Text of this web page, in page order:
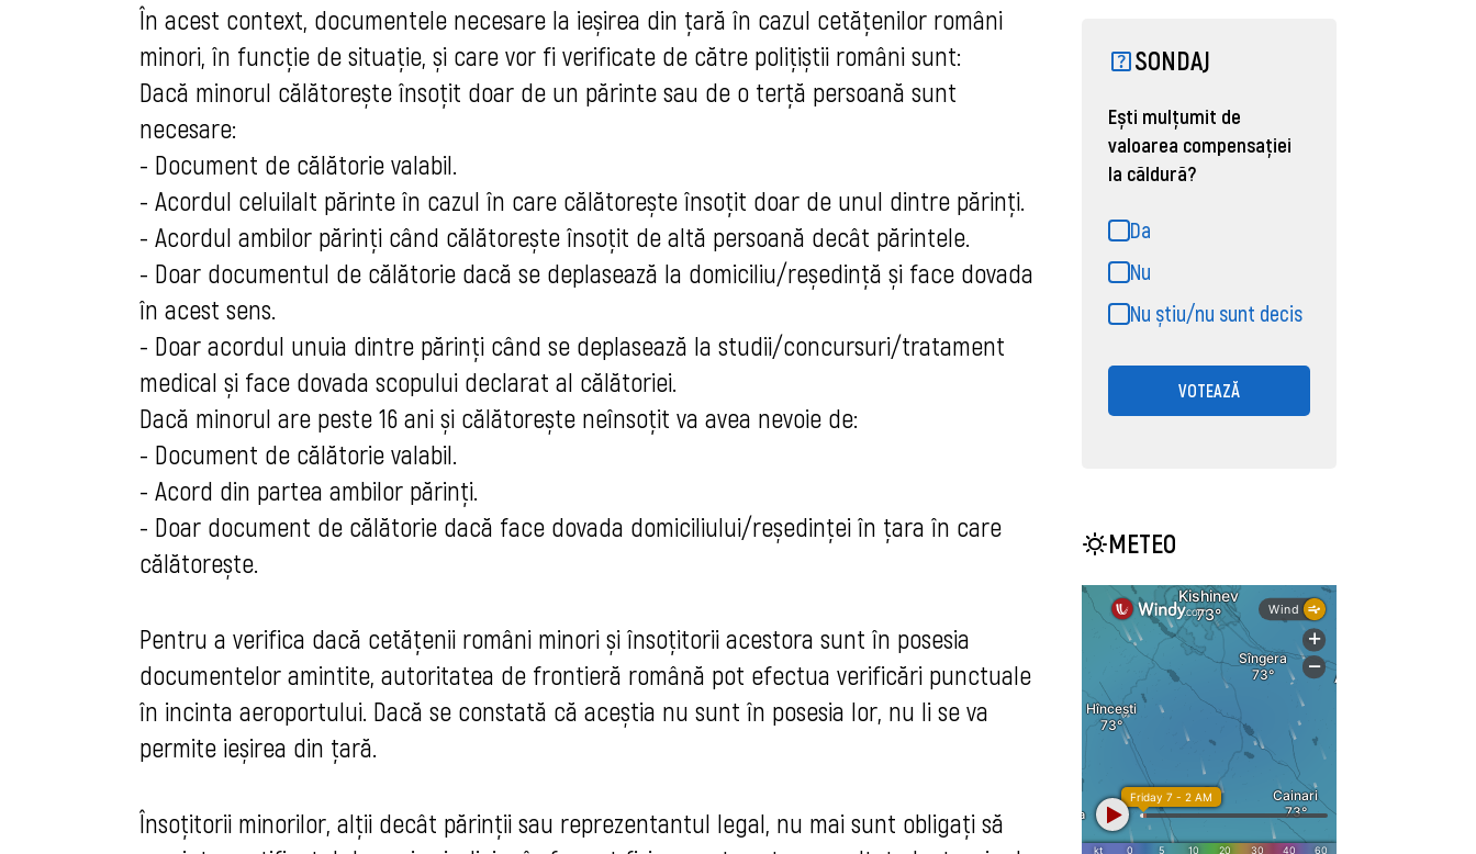
În acest context, documentele necesare la ieșirea din țară în cazul cetățenilor români
minori, în funcție de situație, și care vor fi verificate de către polițiștii români sunt:
Dacă minorul călătorește însoțit doar de un părinte sau de o terță persoană sunt
necesare:
- Document de călătorie valabil.
- Acordul celuilalt părinte în cazul în care călătorește însoțit doar de unul dintre părinți.
- Acordul ambilor părinți când călătorește însoțit de altă persoană decât părintele.
- Doar documentul de călătorie dacă se deplasează la domiciliu/reședință și face dovada
în acest sens.
- Doar acordul unuia dintre părinți când se deplasează la studii/concursuri/tratament
medical și face dovada scopului declarat al călătoriei.
Dacă minorul are peste 16 ani și călătorește neînsoțit va avea nevoie de:
- Document de călătorie valabil.
- Acord din partea ambilor părinți.
- Doar document de călătorie dacă face dovada domiciliului/reședinței în țara în care
călătorește.
Pentru a verifica dacă cetățenii români minori și însoțitorii acestora sunt în posesia
documentelor amintite, autoritatea de frontieră română pot efectua verificări punctuale
în incinta aeroportului. Dacă se constată că aceștia nu sunt în posesia lor, nu li se va
permite ieșirea din țară.
Însoțitorii minorilor, alții decât părinții sau reprezentantul legal, nu mai sunt obligați să
SONDAJ
Ești mulțumit de
valoarea compensației
la căldură?
Da
Nu
Nu știu/nu sunt decis
VOTEAZĂ
METEO